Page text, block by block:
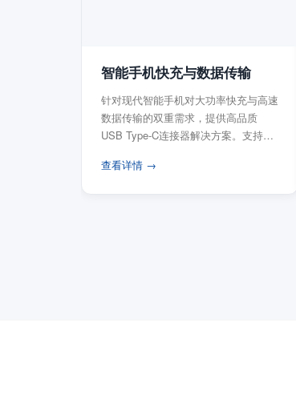
智能手机快充与数据传输
针对现代智能手机对大功率快充与高速
数据传输的双重需求，提供高品质
USB Type-C连接器解决方案。支持
查看详情 →